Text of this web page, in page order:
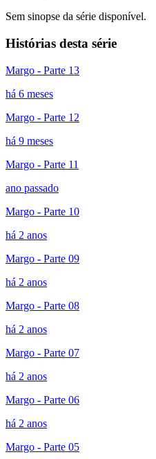
Sem sinopse da série disponível.
Histórias desta série
Margo - Parte 13
há 6 meses
Margo - Parte 12
há 9 meses
Margo - Parte 11
ano passado
Margo - Parte 10
há 2 anos
Margo - Parte 09
há 2 anos
Margo - Parte 08
há 2 anos
Margo - Parte 07
há 2 anos
Margo - Parte 06
há 2 anos
Margo - Parte 05